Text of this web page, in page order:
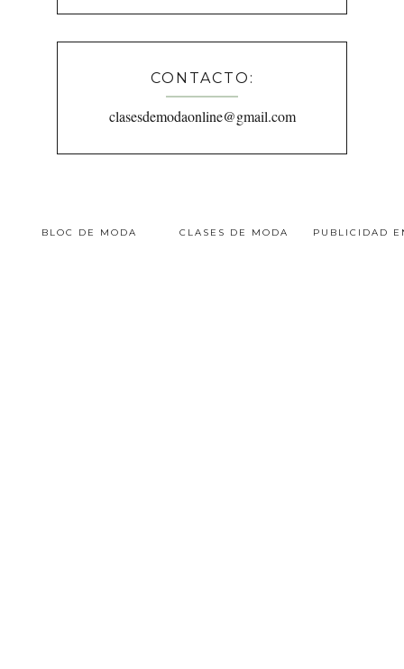
CONTACTO:
clasesdemodaonline@gmail.com
BLOC DE MODA CLASES DE MODA PUBLICIDAD